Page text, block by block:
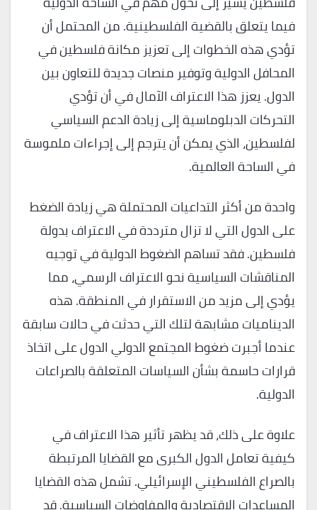
فيما يتعلق بالقضية الفلسطينية. من المحتمل أن
تؤدي هذه الخطوات إلى تعزيز مكانة فلسطين في
المحافل الدولية وتوفير منصات جديدة للتعاون بين
الدول. يعزز هذا الاعتراف الآمال في أن تؤدي
التحركات الدبلوماسية إلى زيادة الدعم السياسي
لفلسطين، الذي يمكن أن يترجم إلى إجراءات ملموسة
في الساحة العالمية.
واحدة من أكثر التداعيات المحتملة هي زيادة الضغط
على الدول التي لا تزال مترددة في الاعتراف بدولة
فلسطين. فقد تساهم الضغوط الدولية في توجيه
المناقشات السياسية نحو الاعتراف الرسمي، مما
يؤدي إلى مزيد من الاستقرار في المنطقة. هذه
الديناميات مشابهة لتلك التي حدثت في حالات سابقة
عندما أجبرت ضغوط المجتمع الدولي الدول على اتخاذ
قرارات حاسمة بشأن السياسات المتعلقة بالصراعات
الدولية.
علاوة على ذلك، قد يظهر تأثير هذا الاعتراف في
كيفية تعامل الدول الكبرى مع القضايا المرتبطة
بالصراع الفلسطيني الإسرائيلي. تشمل هذه القضايا
المساعدات الاقتصادية والمفاوضات السياسية. قد